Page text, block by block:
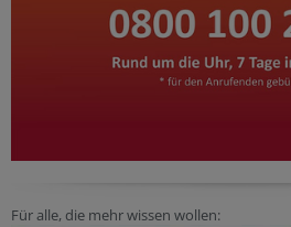
Für alle, die mehr wissen wollen: